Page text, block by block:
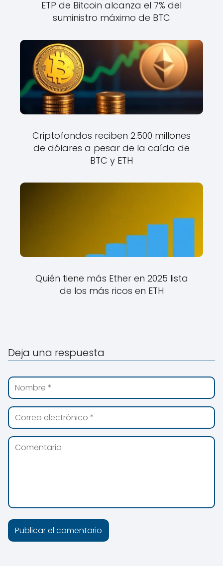
ETP de Bitcoin alcanza el 7% del
suministro máximo de BTC
Criptofondos reciben 2.500 millones
de dólares a pesar de la caída de
BTC y ETH
Quién tiene más Ether en 2025 lista
de los más ricos en ETH
Deja una respuesta